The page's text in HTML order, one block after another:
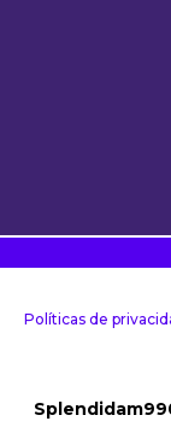
Políticas de